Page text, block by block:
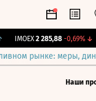
IMOEX 2 285,88 -0,69%↓
рынке: меры,
Наши